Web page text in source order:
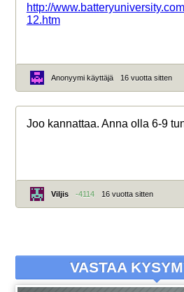
http://
12.htm
Anonyymi käyttäjä 16 vuotta sitten
Joo kannattaa. Anna olla 6-9
Viljis -4114 16 vuotta sitten
VASTAA